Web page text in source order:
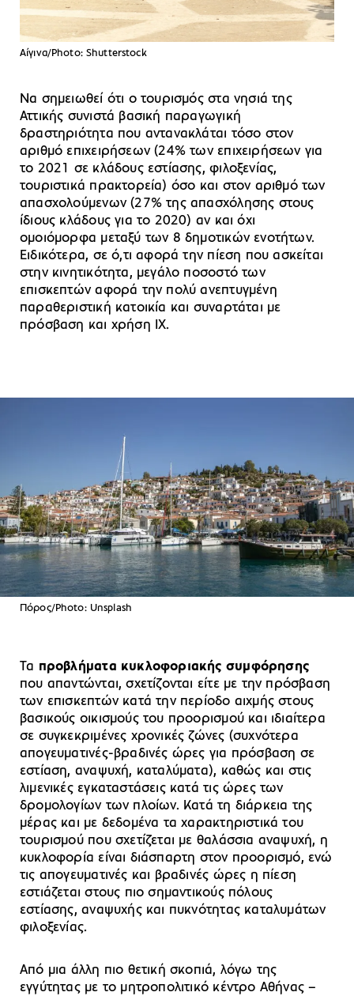
Αίγινα/Photo: Shutterstock
Να σημειωθεί ότι ο τουρισμός στα νησιά της
Αττικής συνιστά βασική παραγωγική
δραστηριότητα που αντανακλάται τόσο στον
αριθμό επιχειρήσεων (24% των επιχειρήσεων για
το 2021 σε κλάδους εστίασης, φιλοξενίας,
τουριστικά πρακτορεία) όσο και στον αριθμό των
απασχολούμενων (27% της απασχόλησης στους
ίδιους κλάδους για το 2020) αν και όχι
ομοιόμορφα μεταξύ των 8 δημοτικών ενοτήτων.
Ειδικότερα, σε ό,τι αφορά την πίεση που ασκείται
στην κινητικότητα, μεγάλο ποσοστό των
επισκεπτών αφορά την πολύ ανεπτυγμένη
παραθεριστική κατοικία και συναρτάται με
πρόσβαση και χρήση ΙΧ.
Πόρος/Photo: Unsplash
Τα προβλήματα κυκλοφοριακής συμφόρησης
που απαντώνται, σχετίζονται είτε με την πρόσβαση
των επισκεπτών κατά την περίοδο αιχμής στους
βασικούς οικισμούς του προορισμού και ιδιαίτερα
σε συγκεκριμένες χρονικές ζώνες (συχνότερα
απογευματινές-βραδινές ώρες για πρόσβαση σε
εστίαση, αναψυχή, καταλύματα), καθώς και στις
λιμενικές εγκαταστάσεις κατά τις ώρες των
δρομολογίων των πλοίων. Κατά τη διάρκεια της
μέρας και με δεδομένα τα χαρακτηριστικά του
τουρισμού που σχετίζεται με θαλάσσια αναψυχή, η
κυκλοφορία είναι διάσπαρτη στον προορισμό, ενώ
τις απογευματινές και βραδινές ώρες η πίεση
εστιάζεται στους πιο σημαντικούς πόλους
εστίασης, αναψυχής και πυκνότητας καταλυμάτων
φιλοξενίας.
Από μια άλλη πιο θετική σκοπιά, λόγω της
εγγύτητας με το μητροπολιτικό κέντρο Αθήνας –